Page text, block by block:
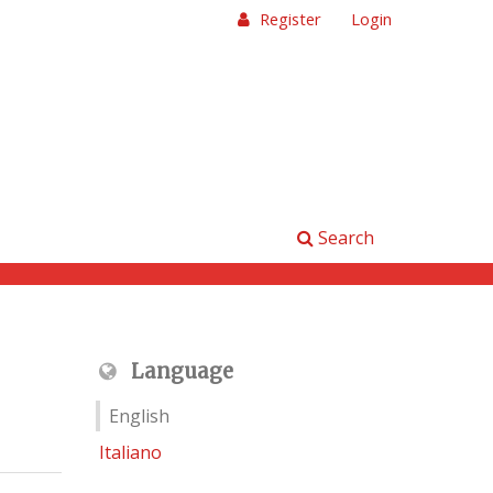
Search
Register Login
Language
English
Italiano